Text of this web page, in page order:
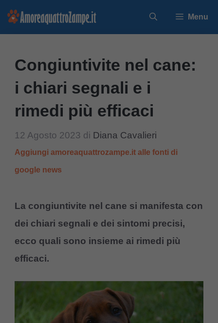
Vai
Menu
Congiuntivite nel cane:
i chiari segnali e i
rimedi più efficaci
12 Agosto 2023 di Diana Cavalieri
Aggiungi amoreaquattrozampe.it alle fonti di
google news
La congiuntivite nel cane si manifesta con
dei chiari segnali e dei sintomi precisi,
ecco quali sono insieme ai rimedi più
efficaci.